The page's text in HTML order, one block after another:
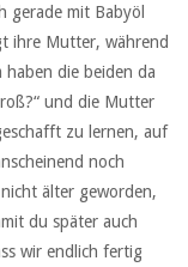
gerade mit Babyöl
ihre Mutter, während
haben die beiden da
und die Mutter
zu lernen, auf
noch
älter geworden,
du später auch
wir endlich fertig